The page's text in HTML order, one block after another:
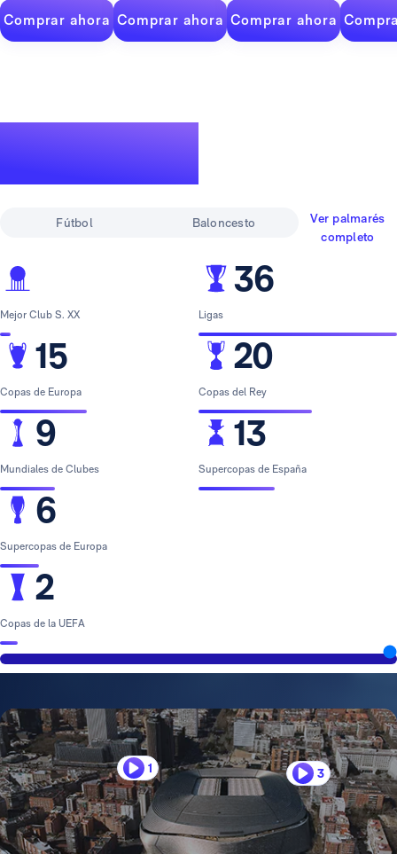
Comprar ahora Comprar ahora Comprar ahora
Fútbol Baloncesto
Ver palmarés
completo
Mejor Club S. XX
15
Copas de Europa
9
Mundiales de Clubes
6
Supercopas de Europa
2
Copas de la UEFA
36
Ligas
20
Copas del Rey
13
Supercopas de España
1 3